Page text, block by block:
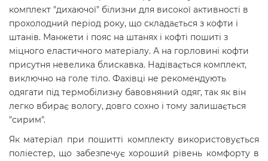
комплект "дихаючої" білизни для високої активності в
прохолодний період року, що складається з кофти і
штанів. Манжети і пояс на штанях і кофті пошиті з
міцного еластичного матеріалу. А на горловині кофти
присутня невелика блискавка. Надівається комплект,
виключно на голе тіло. Фахівці не рекомендують
одягати під термобілизну бавовняний одяг, так як він
легко вбирає вологу, довго сохно і тому залишається
"сирим".
Як матеріал при пошитті комплекту використовується
поліестер, що забезпечує хороший рівень комфорту в